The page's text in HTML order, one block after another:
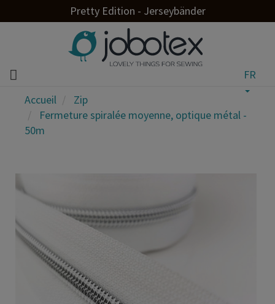
Pretty Edition - Jerseybänder
FR
Accueil
Zip
Fermeture spiralée moyenne, optique métal -
50m